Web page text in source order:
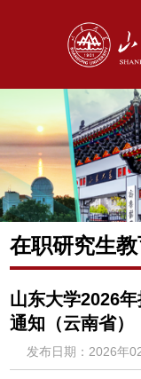
在职研究生
山东大学2026
通知（云南省）
发布日期：2026年